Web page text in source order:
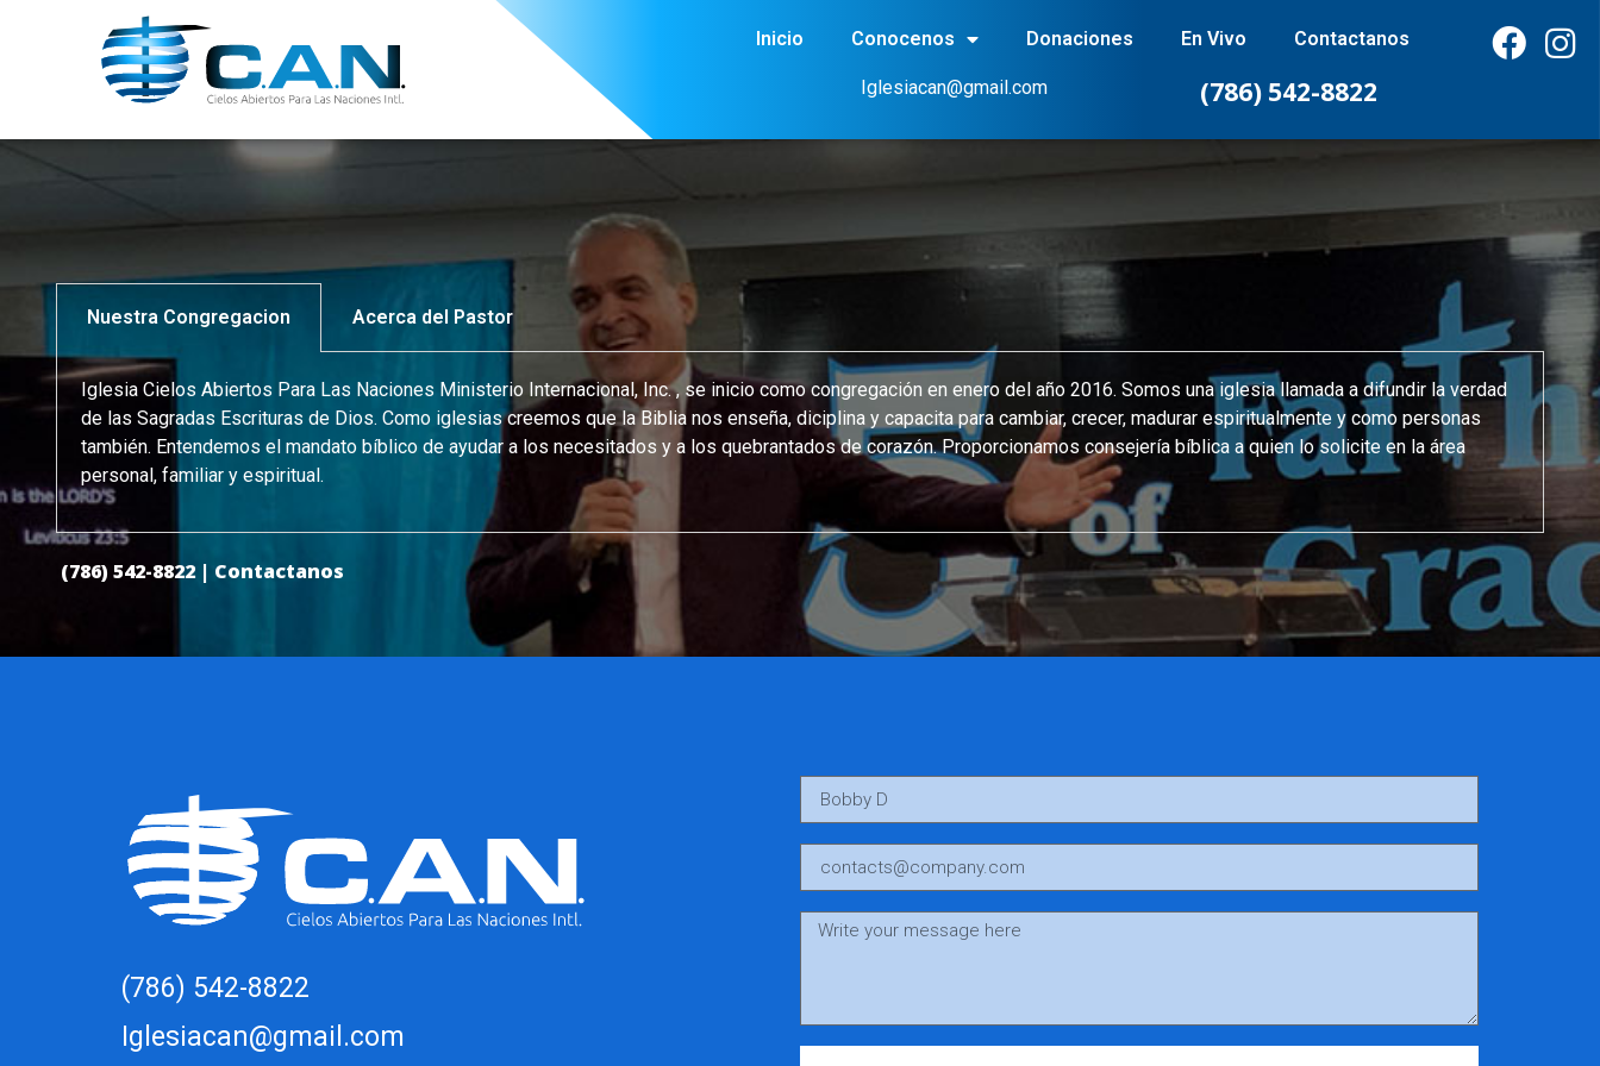
Inicio Conocenos Donaciones En Vivo Contactanos
Iglesiacan@gmail.com (786) 542-8822
Nuestra Congregacion Acerca del Pastor
Iglesia Cielos Abiertos Para Las Naciones Ministerio Internacional, Inc. , se inicio como congregación en enero del año 2016. Somos una iglesia llamada a difundir la verdad
de las Sagradas Escrituras de Dios. Como iglesias creemos que la Biblia nos enseña, diciplina y capacita para cambiar, crecer, madurar espiritualmente y como personas
también. Entendemos el mandato bíblico de ayudar a los necesitados y a los quebrantados de corazón. Proporcionamos consejería bíblica a quien lo solicite en la área
personal, familiar y espiritual.
(786) 542-8822 | Contactanos
(786) 542-8822
Iglesiacan@gmail.com